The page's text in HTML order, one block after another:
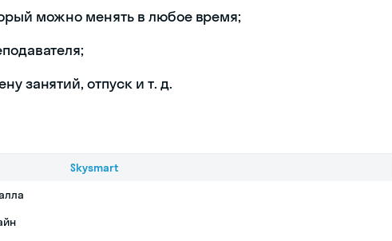
можно менять в любое время;
занятий, отпуск и т. д.
Skysmart